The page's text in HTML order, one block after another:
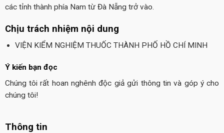
các tỉnh thành phía Nam từ Đà Nẵng trở vào.
Chịu trách nhiệm nội dung
VIỆN KIỂM NGHIỆM THUỐC THÀNH PHỐ HỒ CHÍ MINH
Ý kiến bạn đọc
Chúng tôi rất hoan nghênh độc giả gửi thông tin và góp ý cho
chúng tôi!
Thông tin